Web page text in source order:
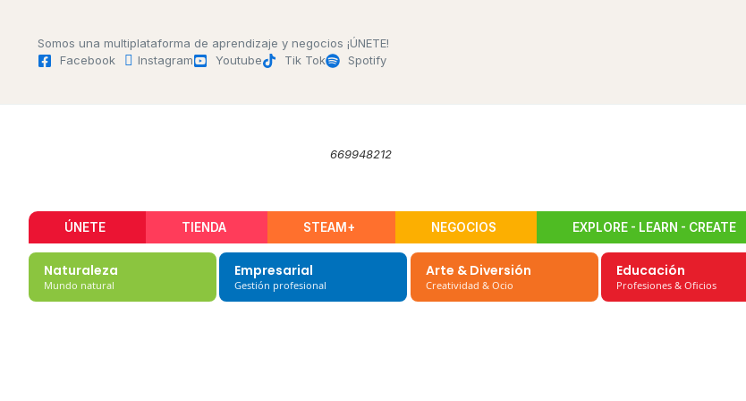
Somos una multiplataforma de aprendizaje y negocios ¡ÚNETE!
Facebook
Instagram Youtube Tik Tok Spotify
669948212
ÚNETE TIENDA STEAM+ NEGOCIOS EXPLORE - LEARN - CREATE
Naturaleza
Mundo natural
Empresarial
Gestión profesional
Arte & Diversión
Creatividad & Ocio
Educación
Profesiones & Oficios